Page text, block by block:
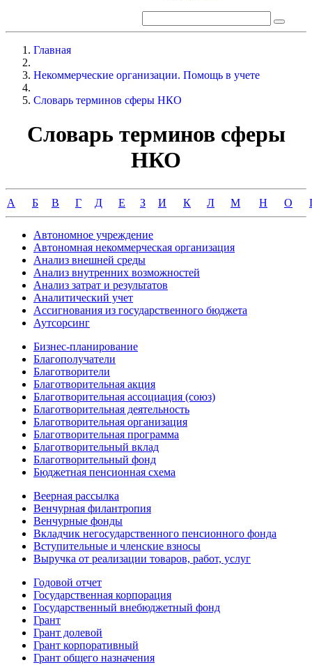
Главная
Некоммерческие организации. Помощь в учете
Словарь терминов сферы НКО
Словарь терминов сферы
НКО
А Б В Г Д Е З И К Л М Н О
Автономное учреждение
Автономная некоммерческая организация
Анализ внешней среды
Анализ внутренних возможностей
Анализ затрат и результатов
Аналитический учет
Ассигнования из государственного бюджета
Аутсорсинг
Бизнес-планирование
Благополучатели
Благотворители
Благотворительная акция
Благотворительная ассоциация (союз)
Благотворительная деятельность
Благотворительная организация
Благотворительная программа
Благотворительный вклад
Благотворительный фонд
Бюджетная пенсионная схема
Веерная рассылка
Венчурная филантропия
Венчурные фонды
Вкладчик негосударственного пенсионного фонда
Вступительные и членские взносы
Выручка от реализации товаров, работ, услуг
Годовой отчет
Государственная корпорация
Государственный внебюджетный фонд
Грант
Грант долевой
Грант корпоративный
Грант общего назначения